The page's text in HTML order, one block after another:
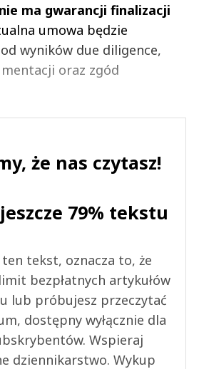
ma gwarancji finalizacji
umowa będzie
wyników due diligence,
oraz zgód
że nas czytasz!
79% tekstu
ten tekst, oznacza to, że
bezpłatnych artykułów
lub próbujesz przeczytać
dostępny wyłącznie dla
Wspieraj
dziennikarstwo. Wykup